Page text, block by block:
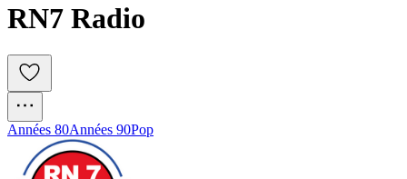
RN7 Radio
Années 80Années 90Pop